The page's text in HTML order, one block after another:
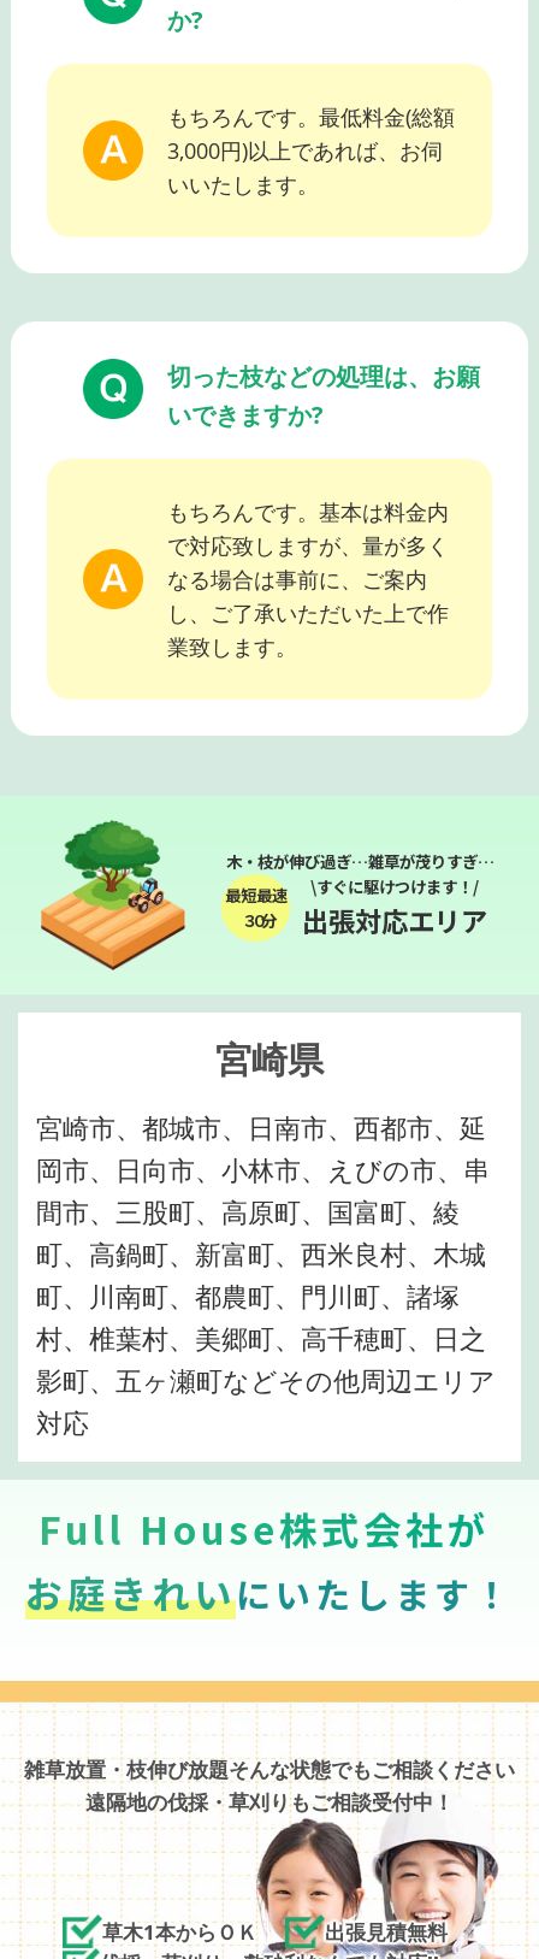
か?
もちろんです。最低料金(総額
3,000円)以上であれば、お伺
いいたします。
切った枝などの処理は、お願
いできますか?
もちろんです。基本は料金内
で対応致しますが、量が多く
なる場合は事前に、ご案内
し、ご了承いただいた上で作
業致します。
木・枝が伸び過ぎ…雑草が茂りすぎ…
最短最速
３０分
\すぐに駆けつけます！/
出張対応エリア
宮崎県
宮崎市、都城市、日南市、西都市、延
岡市、日向市、小林市、えびの市、串
間市、三股町、高原町、国富町、綾
町、高鍋町、新富町、西米良村、木城
町、川南町、都農町、門川町、諸塚
村、椎葉村、美郷町、高千穂町、日之
影町、五ヶ瀬町などその他周辺エリア
対応
Full House株式会社が
お庭きれいにいたします！
雑草放置・枝伸び放題そんな状態でもご相談ください
遠隔地の伐採・草刈りもご相談受付中！
草木1本からＯＫ
出張見積無料